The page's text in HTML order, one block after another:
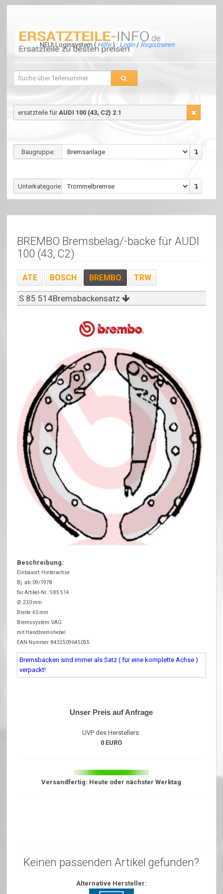
NEU! Loginsystem ( Hilfe) : Login / Registrieren
ersatzteile fürAUDI 100 (43, C2) 2.1
Baugruppe:
Unterkategorie:
BREMBO Bremsbelag/-backe für AUDI
100 (43, C2)
ATE BOSCH BREMBO TRW
S 85 514Bremsbackensatz
Beschreibung:
Einbauort: Hinterachse
Bj. ab: 09/1978
für Artikel-Nr.: S 85 514
Ø: 230 mm
Breite: 40 mm
Bremssystem: VAG
mit Handbremshebel
EAN Nummer: 8432509645055
Bremsbacken sind immer als Satz ( für eine komplette Achse )
verpackt!
Unser Preis auf Anfrage
UVP des Herstellers:
0 EURO
Versandfertig: Heute oder nächster Werktag
Keinen passenden Artikel gefunden?
Alternative Hersteller: